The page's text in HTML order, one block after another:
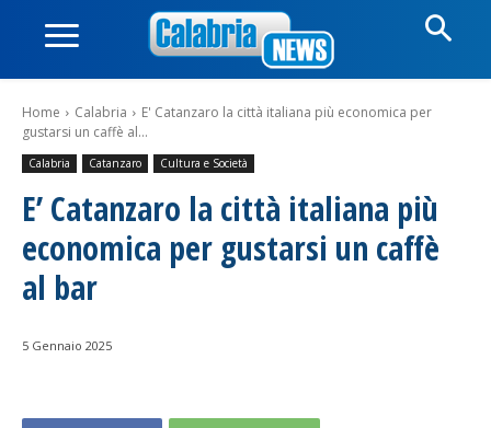
Home Calabria
E' Catanzaro la città italiana più economica per
gustarsi un caffè al...
Calabria Catanzaro Cultura e Società
E’ Catanzaro la città italiana più
economica per gustarsi un caffè
al bar
5 Gennaio 2025